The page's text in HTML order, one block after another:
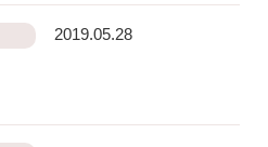
2019.05.28